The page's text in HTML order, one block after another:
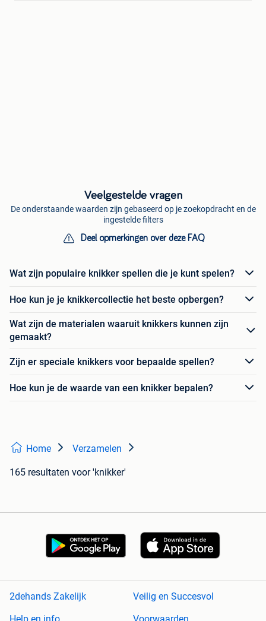
Veelgestelde vragen
De onderstaande waarden zijn gebaseerd op je zoekopdracht en de
ingestelde filters
Deel opmerkingen over deze FAQ
Wat zijn populaire knikker spellen die je kunt spelen?
Hoe kun je je knikkercollectie het beste opbergen?
Wat zijn de materialen waaruit knikkers kunnen zijn
gemaakt?
Zijn er speciale knikkers voor bepaalde spellen?
Hoe kun je de waarde van een knikker bepalen?
Home Verzamelen
165 resultaten voor 'knikker'
2dehands Zakelijk
Veilig en Succesvol